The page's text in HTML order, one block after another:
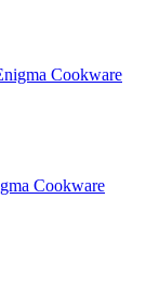
Cookware